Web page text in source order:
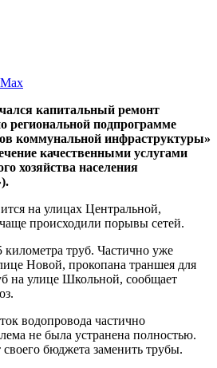
капитальный ремонт
региональной подпрограмме
коммунальной инфраструктуры»
качественными услугами
хозяйства населения
на улицах Центральной,
происходили порывы сетей.
километра труб. Частично уже
Новой, прокопана траншея для
на улице Школьной, сообщает
водопровода частично
не была устранена полностью.
своего бюджета заменить трубы.